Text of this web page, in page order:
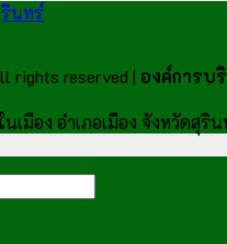
นทร์
rights reserved | องค์การบ
เมือง อำเภอเมือง จังหวัดสุริ